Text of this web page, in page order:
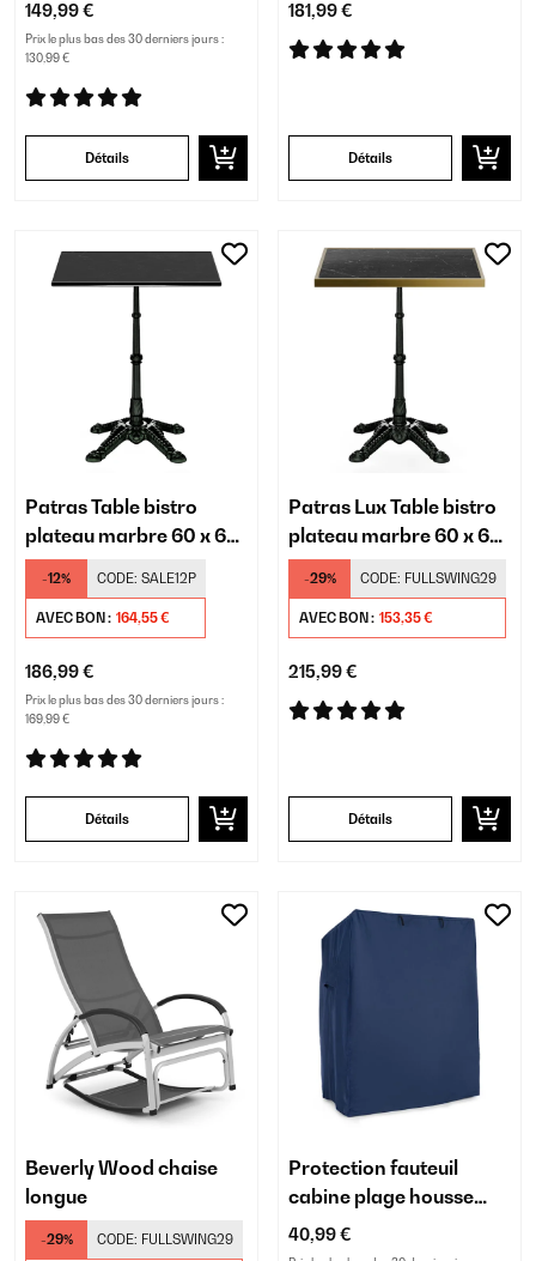
149,99 €
Prix le plus bas des 30 derniers jours :
130,99 €
Détails
181,99 €
Détails
Patras Table bistro
plateau marbre 60 x 60
cm
-12% CODE: SALE12P
AVEC BON : 164,55 €
186,99 €
Prix le plus bas des 30 derniers jours :
169,99 €
Détails
Patras Lux Table bistro
plateau marbre 60 x 60
cm
-29% CODE: FULLSWING29
AVEC BON : 153,35 €
215,99 €
Détails
Beverly Wood chaise
longue
-29% CODE: FULLSWING29
Protection fauteuil
cabine plage housse
étanche
40,99 €